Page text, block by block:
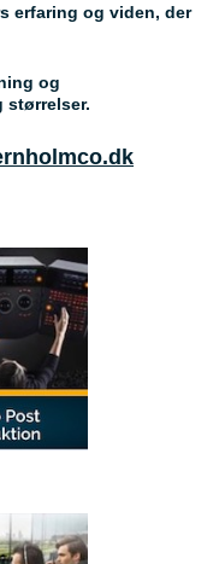
erfaring og viden, der
og
størrelser.